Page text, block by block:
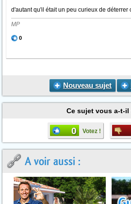
d'autant qu'il était un peu curieux de déterrer
MP
0
Nouveau sujet
Ce sujet vous a-t-il
0 Votez !
A voir aussi :